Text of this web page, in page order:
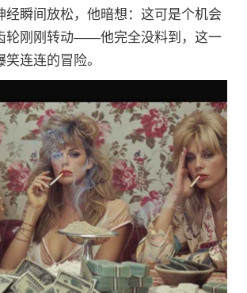
经瞬间放松，他暗想：这可是个机会
轮刚刚转动——他完全没料到，这一
连连的冒险。